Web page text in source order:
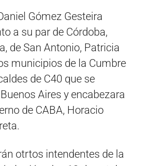
Gómez Gesteira
a su par de Córdoba,
de San Antonio, Patricia
municipios de la Cumbre
de C40 que se
Aires y encabezara
de CABA, Horacio
otrtos intendentes de la